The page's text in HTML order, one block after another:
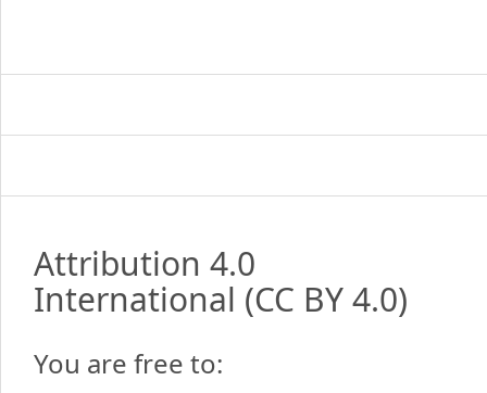
Attribution 4.0
International (CC BY 4.0)
You are free to: